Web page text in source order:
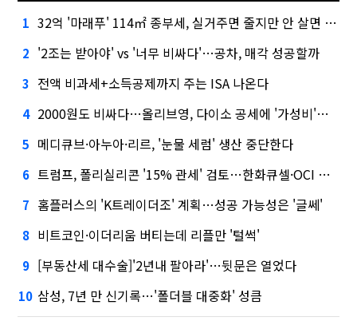
1 32억 '마래푸' 114㎡ 종부세, 실거주면 줄지만 안 살면 2.5배
2 '2조는 받아야' vs '너무 비싸다'…공차, 매각 성공할까
3 전액 비과세+소득공제까지 주는 ISA 나온다
4 2000원도 비싸다…올리브영, 다이소 공세에 '가성비'로 맞불
5 메디큐브·아누아·리르, '눈물 세럼' 생산 중단한다
6 트럼프, 폴리실리콘 '15% 관세' 검토…한화큐셀·OCI 영향은?
7 홈플러스의 'K트레이더조' 계획…성공 가능성은 '글쎄'
8 비트코인·이더리움 버티는데 리플만 '털썩'
9 [부동산세 대수술]'2년내 팔아라'…뒷문은 열었다
10 삼성, 7년 만 신기록…'폴더블 대중화' 성큼